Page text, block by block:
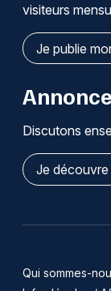
visiteurs
Je publie
Discutons
Je
Qui sommes-